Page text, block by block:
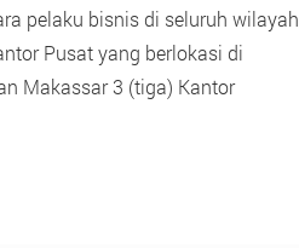
pelaku bisnis di seluruh wilayah
Pusat yang berlokasi di
Makassar 3 (tiga) Kantor